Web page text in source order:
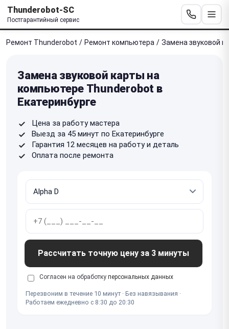
Thunderobot-SC
Постгарантийный сервис
Ремонт Thunderobot / Ремонт компьютера / Замена звуковой
Замена звуковой карты на
компьютере Thunderobot в
Екатеринбурге
Цена за работу мастера
Выезд за 45 минут по Екатеринбурге
Гарантия 12 месяцев на работу и деталь
Оплата после ремонта
Рассчитать точную цену за 3 минуты
Согласен на обработку персональных данных
Перезвоним в течение 10 минут · Без навязывания ·
Работаем ежедневно с 8:30 до 20:30